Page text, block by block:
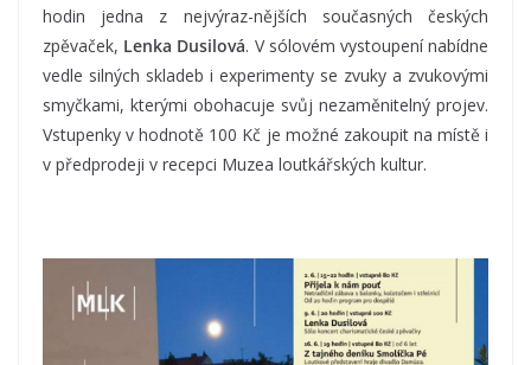
hodin jedna z nejvýraz-nějších současných českých
zpěvaček, Lenka Dusilová. V sólovém vystoupení nabídne
vedle silných skladeb i experimenty se zvuky a zvukovými
smyčkami, kterými obohacuje svůj nezaměnitelný projev.
Vstupenky v hodnotě 100 Kč je možné zakoupit na místě i
v předprodeji v recepci Muzea loutkářských kultur.